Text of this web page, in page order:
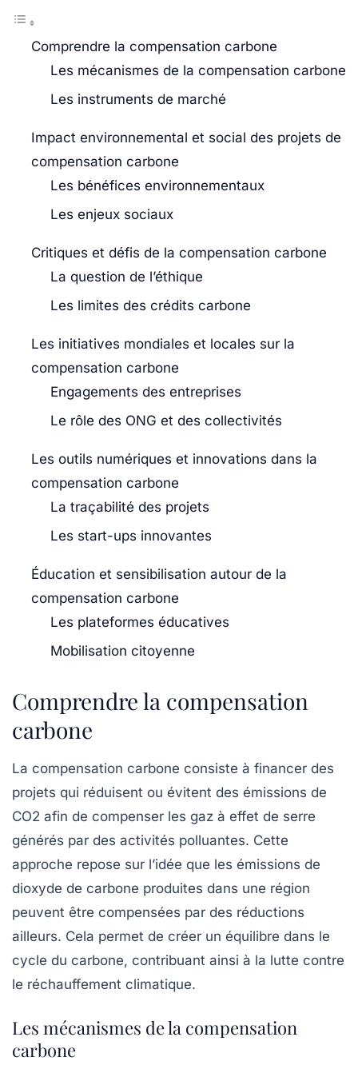
Comprendre la compensation carbone
Les mécanismes de la compensation carbone
Les instruments de marché
Impact environnemental et social des projets de
compensation carbone
Les bénéfices environnementaux
Les enjeux sociaux
Critiques et défis de la compensation carbone
La question de l’éthique
Les limites des crédits carbone
Les initiatives mondiales et locales sur la
compensation carbone
Engagements des entreprises
Le rôle des ONG et des collectivités
Les outils numériques et innovations dans la
compensation carbone
La traçabilité des projets
Les start-ups innovantes
Éducation et sensibilisation autour de la
compensation carbone
Les plateformes éducatives
Mobilisation citoyenne
Comprendre la compensation
carbone
La compensation carbone consiste à financer des
projets qui réduisent ou évitent des émissions de
CO2 afin de compenser les gaz à effet de serre
générés par des activités polluantes. Cette
approche repose sur l’idée que les émissions de
dioxyde de carbone produites dans une région
peuvent être compensées par des réductions
ailleurs. Cela permet de créer un équilibre dans le
cycle du carbone, contribuant ainsi à la lutte contre
le réchauffement climatique.
Les mécanismes de la compensation
carbone